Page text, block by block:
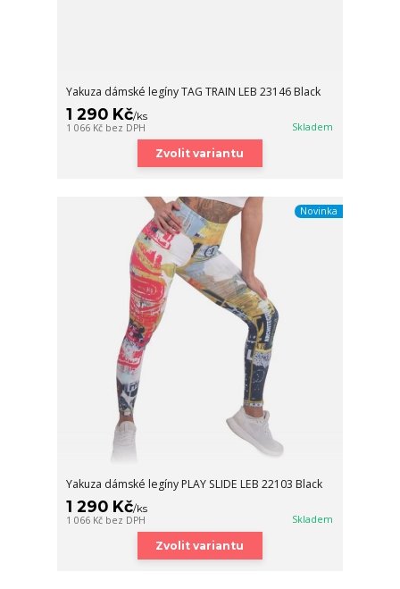
Yakuza dámské legíny TAG TRAIN LEB 23146 Black
1 290 Kč/ks
1 066 Kč bez DPH Skladem
Zvolit variantu
Novinka
Yakuza dámské legíny PLAY SLIDE LEB 22103 Black
1 290 Kč/ks
1 066 Kč bez DPH Skladem
Zvolit variantu